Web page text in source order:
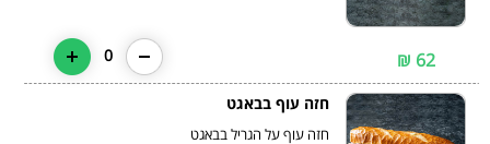
62 ₪
0
חזה עוף בבאגט
חזה עוף על הגריל בבאגט